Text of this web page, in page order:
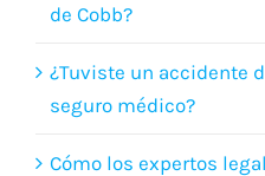
de Cobb?
¿Tuviste un accidente
seguro médico?
Cómo los expertos